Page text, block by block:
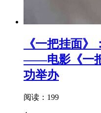
《一把挂面
——电影《一
功举办
阅读：199